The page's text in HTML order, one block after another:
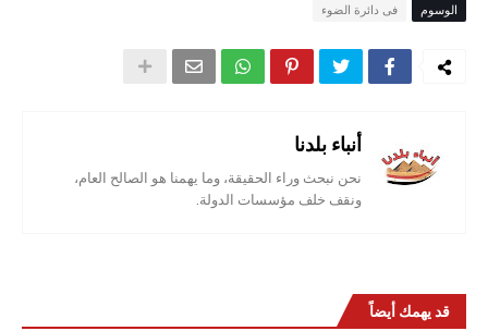
الوسوم فى دائرة الضوء
أنباء بلدنا
نحن نبحث وراء الحقيقة، وما يهمنا هو الصالح العام،
ونقف خلف مؤسسات الدولة.
قد يهمك أيضاً